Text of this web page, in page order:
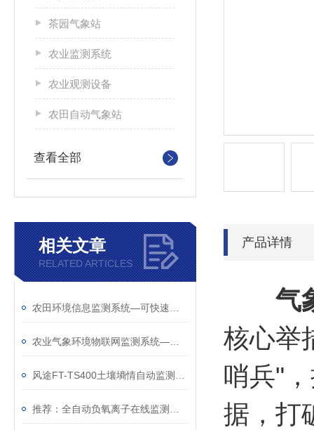
茶园气象站
农业监测系统
农业观测设备
农田自动气象站
查看全部
相关文章
RELATED ARTICLES
产品详情
气
核心举
哨兵"
据，打